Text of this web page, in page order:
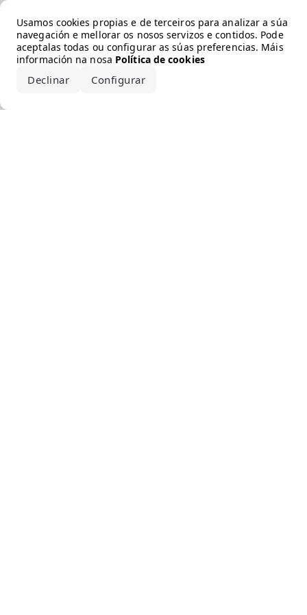
Usamos cookies propias e de terceiros para analizar a súa
navegación e mellorar os nosos servizos e contidos. Pode
aceptalas todas ou configurar as súas preferencias. Máis
información na nosa Política de cookies
Declinar Configurar
Error loading the brand